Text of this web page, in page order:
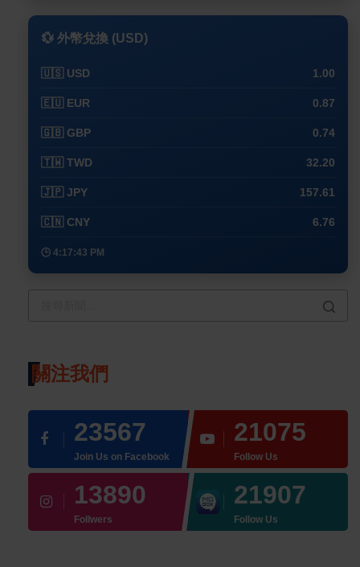
💱 外幣兌換 (USD)
🇺🇸 USD 1.00
🇪🇺 EUR 0.87
🇬🇧 GBP 0.74
🇹🇼 TWD 32.20
🇯🇵 JPY 157.61
🇨🇳 CNY 6.76
🕒 4:17:43 PM
關注我們
23567
Join Us on Facebook
21075
Follow Us
13890
Follwers
21907
Follow Us